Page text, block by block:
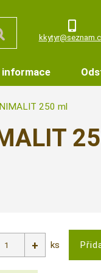
250 ml
ks